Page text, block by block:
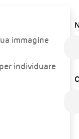
immagine
per individuare